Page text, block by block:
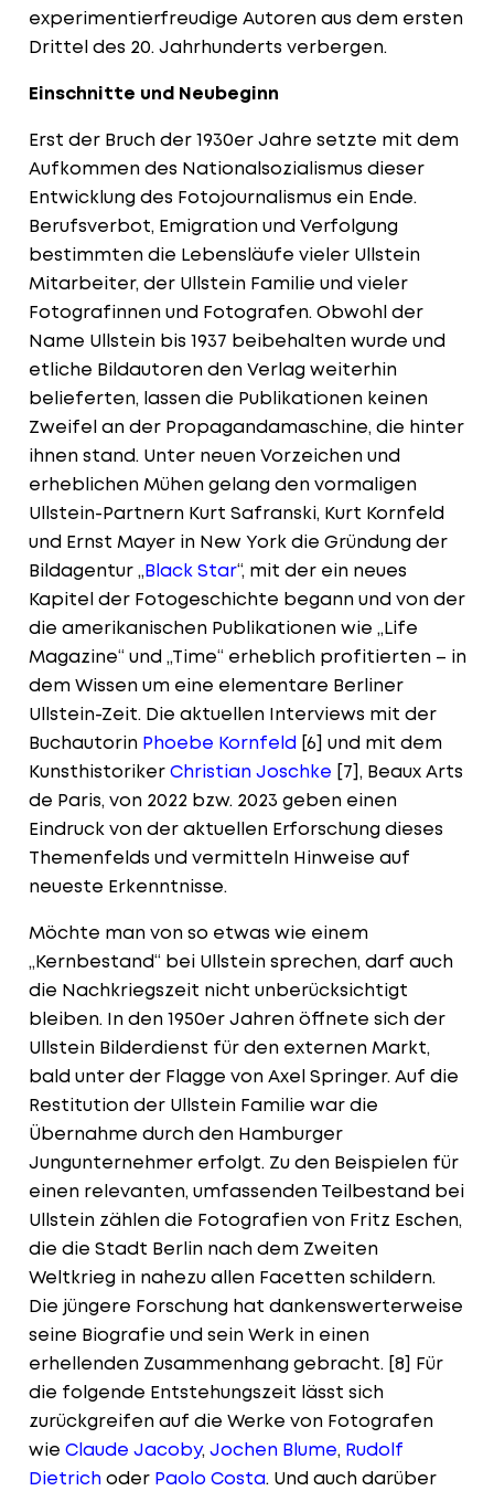
experimentierfreudige Autoren aus dem ersten
Drittel des 20. Jahrhunderts verbergen.
Einschnitte und Neubeginn
Erst der Bruch der 1930er Jahre setzte mit dem
Aufkommen des Nationalsozialismus dieser
Entwicklung des Fotojournalismus ein Ende.
Berufsverbot, Emigration und Verfolgung
bestimmten die Lebensläufe vieler Ullstein
Mitarbeiter, der Ullstein Familie und vieler
Fotografinnen und Fotografen. Obwohl der
Name Ullstein bis 1937 beibehalten wurde und
etliche Bildautoren den Verlag weiterhin
belieferten, lassen die Publikationen keinen
Zweifel an der Propagandamaschine, die hinter
ihnen stand. Unter neuen Vorzeichen und
erheblichen Mühen gelang den vormaligen
Ullstein-Partnern Kurt Safranski, Kurt Kornfeld
und Ernst Mayer in New York die Gründung der
Bildagentur „Black Star“, mit der ein neues
Kapitel der Fotogeschichte begann und von der
die amerikanischen Publikationen wie „Life
Magazine“ und „Time“ erheblich profitierten – in
dem Wissen um eine elementare Berliner
Ullstein-Zeit. Die aktuellen Interviews mit der
Buchautorin Phoebe Kornfeld [6] und mit dem
KunsthistorikerChristian Joschke [7], Beaux Arts
de Paris, von 2022 bzw. 2023 geben einen
Eindruck von der aktuellen Erforschung dieses
Themenfelds und vermitteln Hinweise auf
neueste Erkenntnisse.
Möchte man von so etwas wie einem
„Kernbestand“ bei Ullstein sprechen, darf auch
die Nachkriegszeit nicht unberücksichtigt
bleiben. In den 1950er Jahren öffnete sich der
Ullstein Bilderdienst für den externen Markt,
bald unter der Flagge von Axel Springer. Auf die
Restitution der Ullstein Familie war die
Übernahme durch den Hamburger
Jungunternehmer erfolgt. Zu den Beispielen für
einen relevanten, umfassenden Teilbestand bei
Ullstein zählen die Fotografien von Fritz Eschen,
die die Stadt Berlin nach dem Zweiten
Weltkrieg in nahezu allen Facetten schildern.
Die jüngere Forschung hat dankenswerterweise
seine Biografie und sein Werk in einen
erhellenden Zusammenhang gebracht. [8] Für
die folgende Entstehungszeit lässt sich
zurückgreifen auf die Werke von Fotografen
wie Claude Jacoby, Jochen Blume, Rudolf
Dietrichoder Paolo Costa. Und auch darüber